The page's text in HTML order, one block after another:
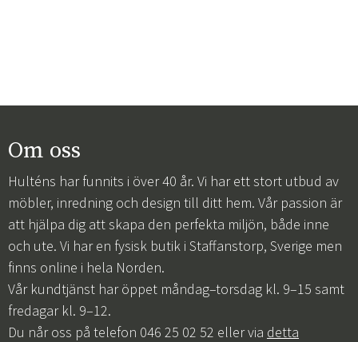
Om oss
Hulténs har funnits i över 40 år. Vi har ett stort utbud av
möbler, inredning och design till ditt hem. Vår passion är
att hjälpa dig att skapa den perfekta miljön, både inne
och ute. Vi har en fysisk butik i Staffanstorp, Sverige men
finns online i hela Norden.
Vår kundtjänst har öppet måndag–torsdag kl. 9–15 samt
fredagar kl. 9–12.
Du når oss på telefon 046 25 02 52 eller via detta